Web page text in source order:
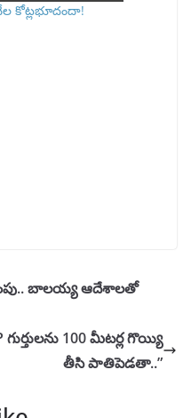
కోట్లభూదందా!
బాలయ్య ఆదేశాలతో
గుర్తులను 100 మీటర్ల గొయ్యి
తీసి పాతిపెడతా..”